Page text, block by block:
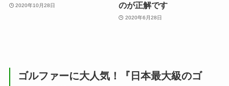
2020年10月28日
のが正解です
2020年6月28日
ゴルファーに大人気！『日本最大級のゴ